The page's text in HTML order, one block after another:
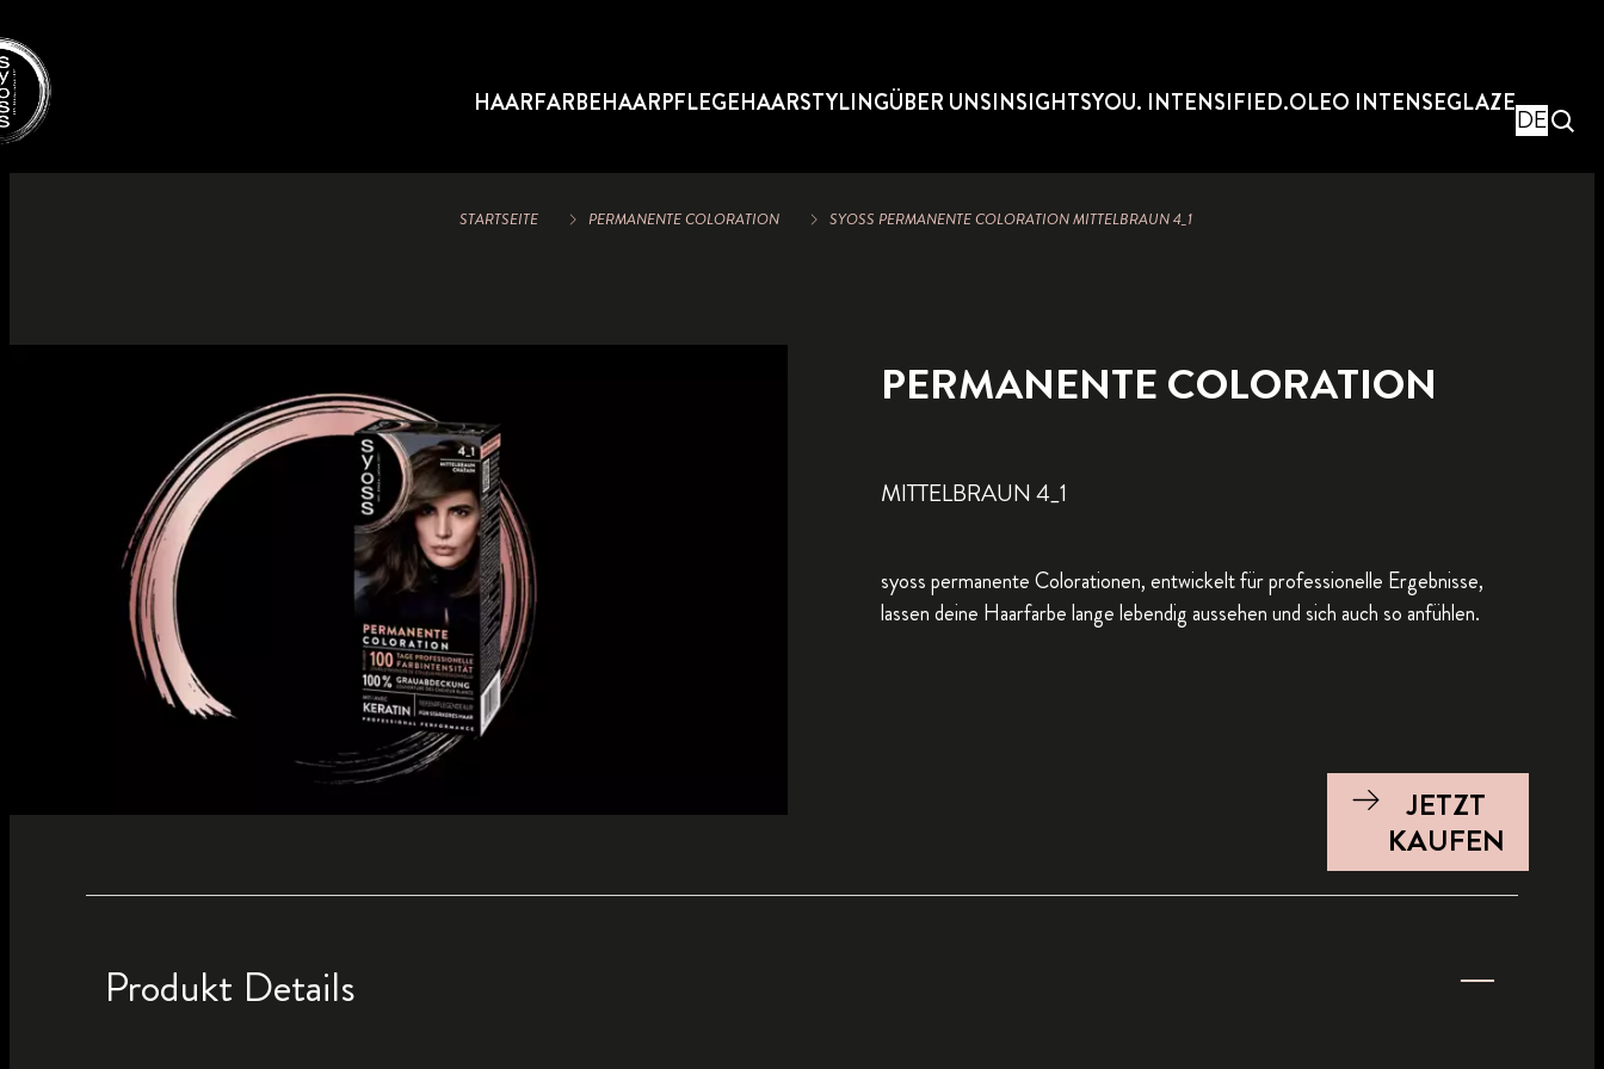
HAARFARBEHAARPFLEGEHAARSTYLINGÜBER UNSINSIGHTSYOU. INTENSIFIED.OLEO INTENSEGLAZE
DE
STARTSEITE PERMANENTE COLORATION SYOSS PERMANENTE COLORATION MITTELBRAUN 4_1
PERMANENTE COLORATION
MITTELBRAUN 4_1
syoss permanente Colorationen, entwickelt für professionelle Ergebnisse,
lassen deine Haarfarbe lange lebendig aussehen und sich auch so anfühlen.
JETZT
KAUFEN
Produkt Details